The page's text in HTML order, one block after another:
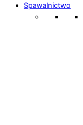
Spawalnictwo